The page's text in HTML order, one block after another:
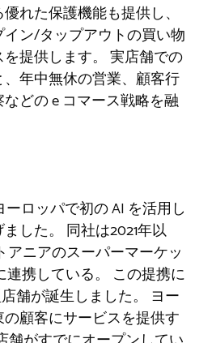
れた保護機能も提供し、
ン/タップアウトの買い物
提供します。 実店舗での
年中無休の営業、顧客行
どの e コマース戦略を融
ーロッパで初の AI を活用し
した。 同社は2021年以
アニアのスーパーマーケッ
連携している。 この提携に
舗が誕生しました。 ヨー
顧客にサービスを提供す